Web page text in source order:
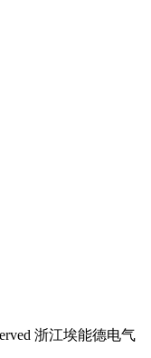
浙江埃能德电气